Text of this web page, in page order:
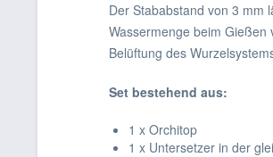
Der Stababstand von 3 mm
Wassermenge beim
Belüftung des
Set bestehend aus:
1 x Orchitop
1 x Untersetzer in der